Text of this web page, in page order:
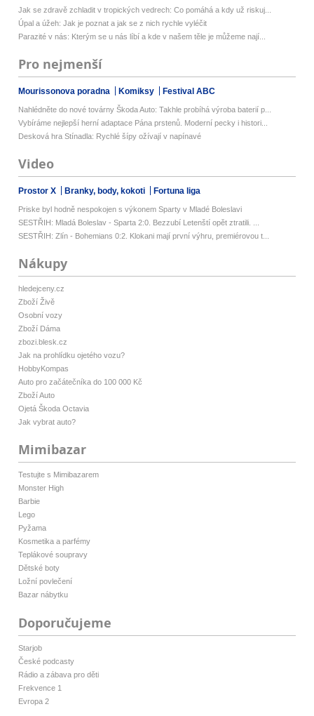
Jak se zdravě zchladit v tropických vedrech: Co pomáhá a kdy už riskuj...
Úpal a úžeh: Jak je poznat a jak se z nich rychle vyléčit
Parazité v nás: Kterým se u nás líbí a kde v našem těle je můžeme nají...
Pro nejmenší
Mourissonova poradna Komiksy Festival ABC
Nahlédněte do nové továrny Škoda Auto: Takhle probíhá výroba baterií p...
Vybíráme nejlepší herní adaptace Pána prstenů. Moderní pecky i histori...
Desková hra Stínadla: Rychlé šípy ožívají v napínavé
Video
Prostor X Branky, body, kokoti Fortuna liga
Priske byl hodně nespokojen s výkonem Sparty v Mladé Boleslavi
SESTŘIH: Mladá Boleslav - Sparta 2:0. Bezzubí Letenští opět ztratili. ...
SESTŘIH: Zlín - Bohemians 0:2. Klokani mají první výhru, premiérovou t...
Nákupy
hledejceny.cz
Zboží Živě
Osobní vozy
Zboží Dáma
zbozi.blesk.cz
Jak na prohlídku ojetého vozu?
HobbyKompas
Auto pro začátečníka do 100 000 Kč
Zboží Auto
Ojetá Škoda Octavia
Jak vybrat auto?
Mimibazar
Testujte s Mimibazarem
Monster High
Barbie
Lego
Pyžama
Kosmetika a parfémy
Teplákové soupravy
Dětské boty
Ložní povlečení
Bazar nábytku
Doporučujeme
Starjob
České podcasty
Rádio a zábava pro děti
Frekvence 1
Evropa 2